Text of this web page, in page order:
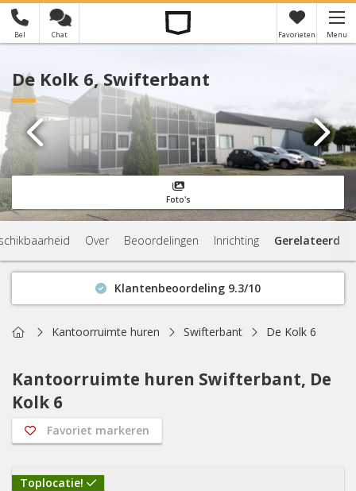
Bel Chat Favorieten Menu
De Kolk 6, Swifterbant
Foto's
Over Beoordelingen Inrichting Gerelateerd
Klantenbeoordeling 9.3/10
Actuele beschikbaarheid
HomeKantoorruimte huren Swifterbant De Kolk 6
Kantoorruimte huren Swifterbant, De
Kolk 6
Favoriet markeren
Toplocatie!